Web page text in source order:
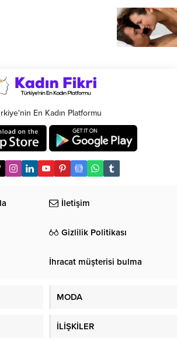
En Kadın Platformu
İletişim
Gizlilik Politikası
İhracat müşterisi bulma
MODA
İLİŞKİLER